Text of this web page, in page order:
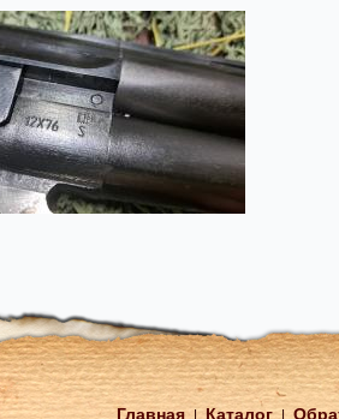
Главная Каталог